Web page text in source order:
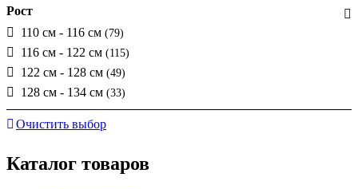
Рост
110 см - 116 см (79)
116 см - 122 см (115)
122 см - 128 см (49)
128 см - 134 см (33)
Очистить выбор
Каталог товаров